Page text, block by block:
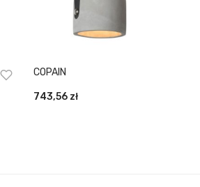
COPAIN
743,56 zł